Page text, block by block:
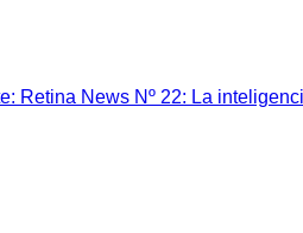
Retina News Nº 22: La